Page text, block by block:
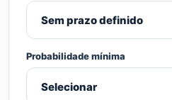
Probabilidade mínima